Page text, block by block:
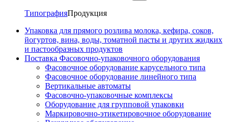
ТипографияПродукция
Упаковка для прямого розлива молока, кефира, соков,
йогуртов, вина, воды, томатной пасты и других жидких
и пастообразных продуктов
Поставка Фасовочно-упаковочного оборудования
Фасовочное оборудование карусельного типа
Фасовочное оборудование линейного типа
Вертикальные автоматы
Фасовочно-упаковочные комплексы
Оборудование для групповой упаковки
Маркировочно-этикетировочное оборудование